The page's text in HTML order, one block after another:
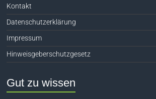
Kontakt
Datenschutzerklärung
Impressum
Hinweisgeberschutzgesetz
Gut zu wissen